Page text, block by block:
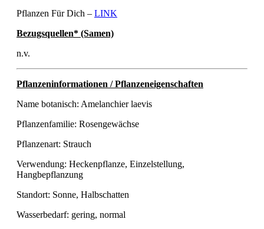
Pflanzen Für Dich – LINK
Bezugsquellen* (Samen)
n.v.
Pflanzeninformationen / Pflanzeneigenschaften
Name botanisch: Amelanchier laevis
Pflanzenfamilie: Rosengewächse
Pflanzenart: Strauch
Verwendung: Heckenpflanze, Einzelstellung,
Hangbepflanzung
Standort: Sonne, Halbschatten
Wasserbedarf: gering, normal